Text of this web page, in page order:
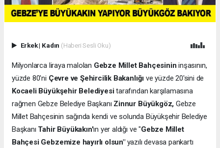
Erkek| Kadın (Haberi Sesli Oku)
Milyonlarca liraya malolan Gebze Millet Bahçesinin inşasının,
yüzde 80'ni Çevre ve Şehircilik Bakanlığı ve yüzde 20'sini de
Kocaeli Büyükşehir Belediyesitarafından karşılamasına
rağmen Gebze Belediye Başkanı Zinnur Büyükgöz, Gebze
Millet Bahçesinin sağında kendi ve solunda Büyükşehir Belediye
Başkanı Tahir Büyükakın'ın yer aldığı ve "Gebze Millet
Bahçesi Gebzemize hayırlı olsun"yazılı devasa pankartı